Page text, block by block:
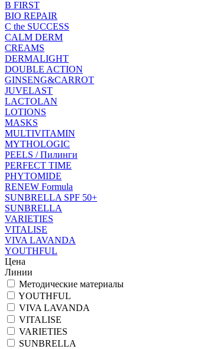
B FIRST
BIO REPAIR
C the SUCCESS
CALM DERM
CREAMS
DERMALIGHT
DOUBLE ACTION
GINSENG&CARROT
JUVELAST
LACTOLAN
LOTIONS
MASKS
MULTIVITAMIN
MYTHOLOGIC
PEELS / Пилинги
PERFECT TIME
PHYTOMIDE
RENEW Formula
SUNBRELLA SPF 50+
SUNBRELLA
VARIETIES
VITALISE
VIVA LAVANDA
YOUTHFUL
Цена
Линии
Методические материалы
YOUTHFUL
VIVA LAVANDA
VITALISE
VARIETIES
SUNBRELLA